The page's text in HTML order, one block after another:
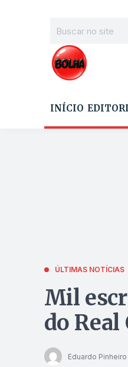
INÍCIO
ÚLTIMAS NOTÍCIAS
Mil
do
Eduardo Pinheiro